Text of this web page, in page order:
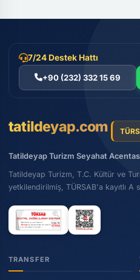
Karşılama hizmetimiz, özellikle
olduğunuz bir şehirde
yaşamadan, doğrudan transfer
yolculuk yapabilirsiniz.
ayrıntı sizin konforunuz için
7/24 Destek Hattı
+90 (232) 332 15 69
tatildeyap.com
Tatildeyap Turizm Seyahat
Tatildeyap Turizm, T.C. Kültür ve
yetkilendirilmiş, TÜRSAB'a kayıtlı A
TRANSFER